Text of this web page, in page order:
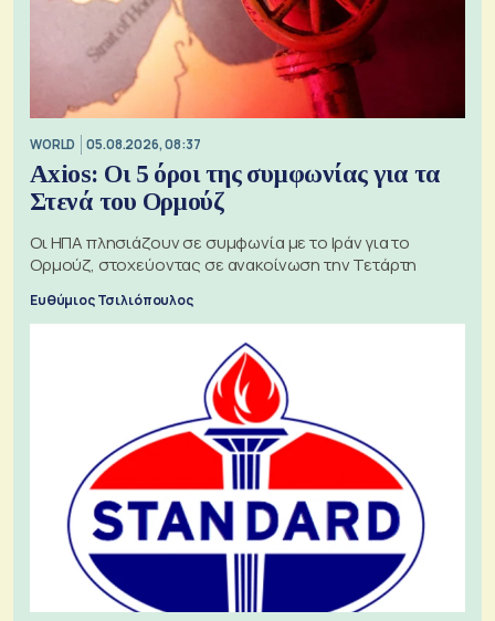
WORLD 05.08.2026, 08:37
Axios: Οι 5 όροι της συμφωνίας για τα
Στενά του Ορμούζ
Οι ΗΠΑ πλησιάζουν σε συμφωνία με το Ιράν για το
Ορμούζ, στοχεύοντας σε ανακοίνωση την Τετάρτη
Ευθύμιος Τσιλιόπουλος